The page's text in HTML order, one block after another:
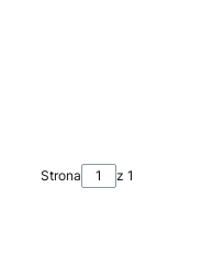
Strona z 1